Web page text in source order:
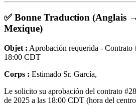
✅ Bonne Traduction (Anglais
Mexique)
Objet : Aprobación requerida - Contrato
18:00 CDT
Corps : Estimado Sr. García,
Le solicito su aprobación del contrato
de 2025 a las 18:00 CDT (hora del